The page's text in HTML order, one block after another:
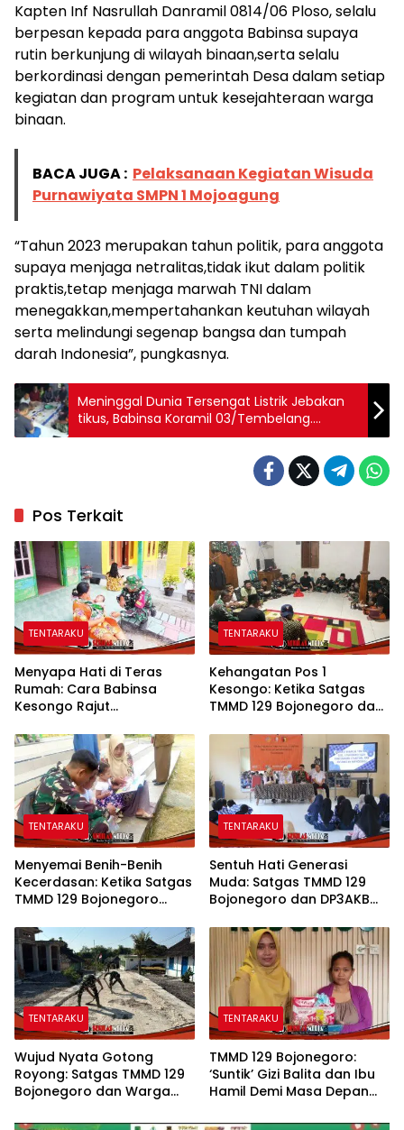
Kapten Inf Nasrullah Danramil 0814/06 Ploso, selalu
berpesan kepada para anggota Babinsa supaya
rutin berkunjung di wilayah binaan,serta selalu
berkordinasi dengan pemerintah Desa dalam setiap
kegiatan dan program untuk kesejahteraan warga
binaan.
BACA JUGA : Pelaksanaan Kegiatan Wisuda
Purnawiyata SMPN 1 Mojoagung
“Tahun 2023 merupakan tahun politik, para anggota
supaya menjaga netralitas,tidak ikut dalam politik
praktis,tetap menjaga marwah TNI dalam
menegakkan,mempertahankan keutuhan wilayah
serta melindungi segenap bangsa dan tumpah
darah Indonesia”, pungkasnya.
Meninggal Dunia Tersengat Listrik Jebakan
tikus, Babinsa Koramil 03/Tembelang.
Bersama Bhabinkamtibmas Sigap Datangi
Pos Terkait
TENTARAKU
Menyapa Hati di Teras
Rumah: Cara Babinsa
Kesongo Rajut
Bojonegoro
TENTARAKU
Kehangatan Pos 1
Kesongo: Ketika Satgas
TMMD 129 Bojonegoro dan
Sekat
TENTARAKU
Menyemai Benih-Benih
Kecerdasan: Ketika Satgas
TMMD 129 Bojonegoro
Anak-Anak Kesongo
TENTARAKU
Sentuh Hati Generasi
Muda: Satgas TMMD 129
Bojonegoro dan DP3AKB
Kesehatan Reproduksi di
Kesongo
TENTARAKU
Wujud Nyata Gotong
Royong: Satgas TMMD 129
Bojonegoro dan Warga
Drainase demi Keawetan
TENTARAKU
TMMD 129 Bojonegoro:
‘Suntik’ Gizi Balita dan Ibu
Hamil Demi Masa Depan